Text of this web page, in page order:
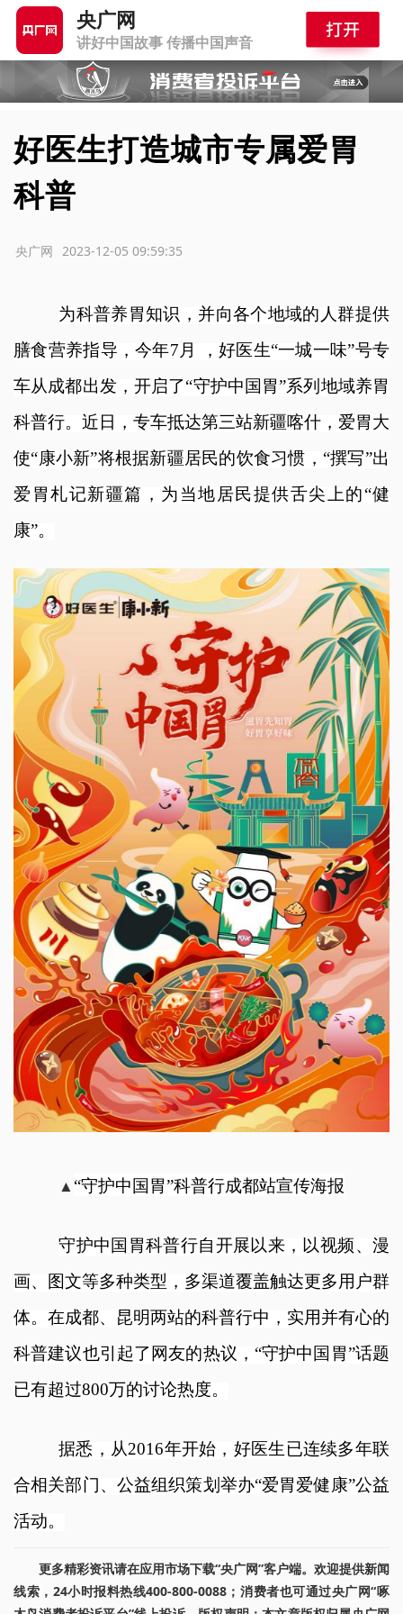
央广网
讲好中国故事 传播中国声音
好医生打造城市专属爱胃
科普
2023-12-05 09:59:35
央广网
为科普养胃知识，并向各个地域的人群提供
膳食营养指导，今年7月 ，好医生“一城一味”号专
车从成都出发，开启了“守护中国胃”系列地域养胃
科普行。近日，专车抵达第三站新疆喀什，爱胃大
使“康小新”将根据新疆居民的饮食习惯，“撰写”出
爱胃札记新疆篇，为当地居民提供舌尖上的“健
康”。
▲“守护中国胃”科普行成都站宣传海报
守护中国胃科普行自开展以来，以视频、漫
画、图文等多种类型， 多渠道覆盖触达更多用户群
体。在成都、昆明两站的科普行中，实用并有心的
科普建议也引起了网友的热议， “守护中国胃”话题
已有超过800万的讨论热度。
据悉，从2016年开始，好医生已连续多年联
合相关部门、公益组织策划举办“爱胃爱健康”公益
活动。
更多精彩资讯请在应用市场下载“央广网”客户端。欢迎提供新闻
线索，24小时报料热线400-800-0088；消费者也可通过央广网“啄